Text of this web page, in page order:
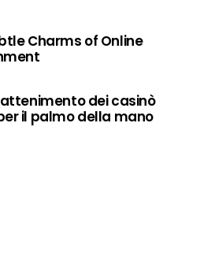
Charms of Online
dei casinò
il palmo della mano